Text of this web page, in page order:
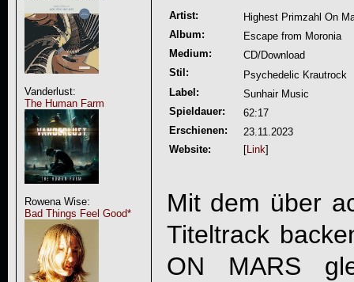
Vanderlust:
The Human Farm
Rowena Wise:
Bad Things Feel Good*
Artist:
Highest Primzahl On
Album:
Escape from Moronia
Medium:
CD/Download
Stil:
Psychedelic Krautrock
Label:
Sunhair Music
Spieldauer:
62:17
Erschienen:
23.11.2023
Website:
[Link]
Mit dem über
Titeltrack
ON MARS